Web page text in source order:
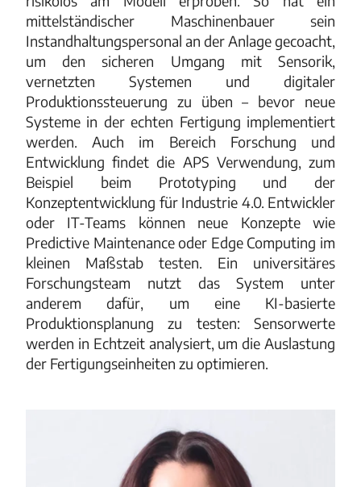
mittelständischer Maschinenbauer sein
Instandhaltungspersonal an der Anlage gecoacht,
um den sicheren Umgang mit Sensorik,
vernetzten Systemen und digitaler
Produktionssteuerung zu üben – bevor neue
Systeme in der echten Fertigung implementiert
werden. Auch im Bereich Forschung und
Entwicklung findet die APS Verwendung, zum
Beispiel beim Prototyping und der
Konzeptentwicklung für Industrie 4.0. Entwickler
oder IT-Teams können neue Konzepte wie
Predictive Maintenance oder Edge Computing im
kleinen Maßstab testen. Ein universitäres
Forschungsteam nutzt das System unter
anderem dafür, um eine KI-basierte
Produktionsplanung zu testen: Sensorwerte
werden in Echtzeit analysiert, um die Auslastung
der Fertigungseinheiten zu optimieren.